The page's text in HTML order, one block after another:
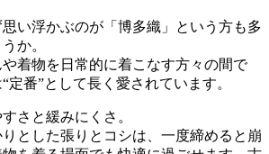
い浮かぶのが「博多織」という方も多
か。
着物を日常的に着こなす方々の間で
定番”として長く愛されています。
さと緩みにくさ。
とした張りとコシは、一度締めると崩